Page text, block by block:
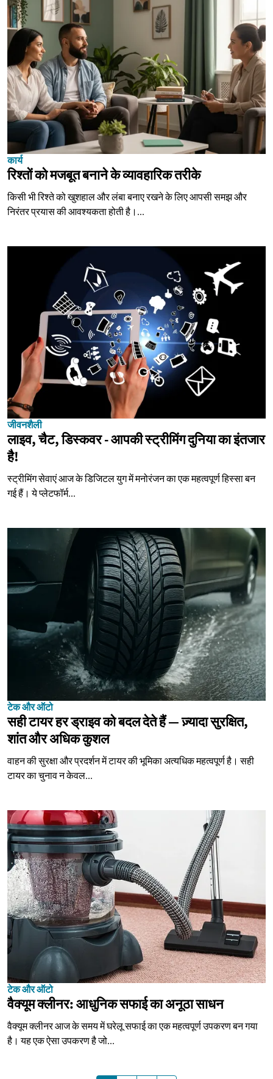
कार्य
रिश्तों को मजबूत बनाने के व्यावहारिक तरीके
किसी भी रिश्ते को खुशहाल और लंबा बनाए रखने के लिए आपसी समझ और
निरंतर प्रयास की आवश्यकता होती है।...
जीवनशैली
लाइव, चैट, डिस्कवर - आपकी स्ट्रीमिंग दुनिया का इंतजार
है!
स्ट्रीमिंग सेवाएं आज के डिजिटल युग में मनोरंजन का एक महत्वपूर्ण हिस्सा बन
गई हैं। ये प्लेटफॉर्म...
टेक और ऑटो
सही टायर हर ड्राइव को बदल देते हैं — ज़्यादा सुरक्षित,
शांत और अधिक कुशल
वाहन की सुरक्षा और प्रदर्शन में टायर की भूमिका अत्यधिक महत्वपूर्ण है। सही
टायर का चुनाव न केवल...
टेक और ऑटो
वैक्यूम क्लीनर: आधुनिक सफाई का अनूठा साधन
वैक्यूम क्लीनर आज के समय में घरेलू सफाई का एक महत्वपूर्ण उपकरण बन गया
है। यह एक ऐसा उपकरण है जो...